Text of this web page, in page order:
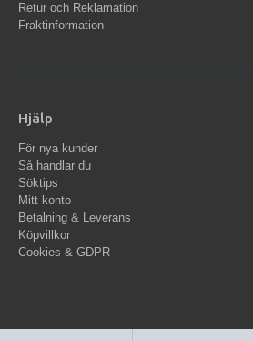
Retur och Reklamation
Fraktinformation
Hjälp
För nya kunder
Så handlar du
Söktips
Mitt konto
Betalning & Leverans
Köpvillkor
Cookies & GDPR